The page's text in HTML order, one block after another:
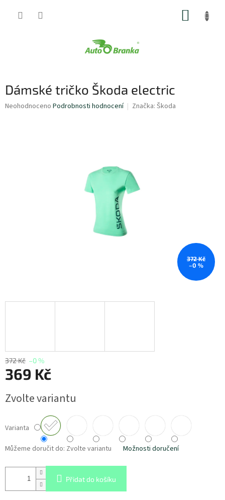
Dámské tričko Škoda electric
Průměrné
Neohodnoceno Podrobnosti hodnocení Značka: Škoda
372 Kč
–0 %
372 Kč –0 %
369 Kč
cena:
Zvolte variantu
Varianta
Můžeme doručit do: Zvolte variantu Možnosti doručení
Přidat do košíku